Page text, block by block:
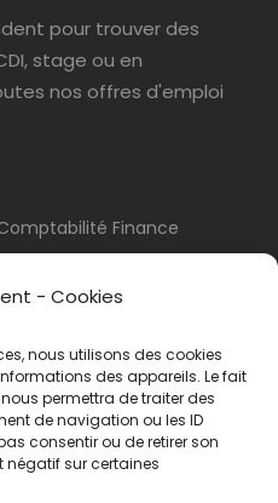
- Cookies
nous utilisons des cookies
des appareils. Le fait
permettra de traiter des
de navigation ou les ID
consentir ou de retirer son
négatif sur certaines
pour trouver des
stage ou en
nos offres d'emploi
Finance
de
pas à nous